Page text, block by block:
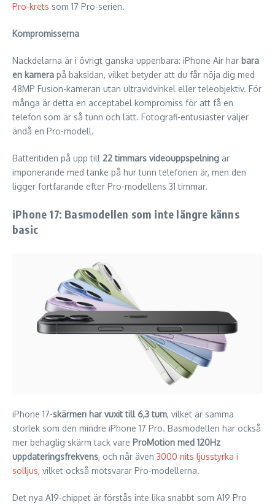
Pro-krets som 17 Pro-serien.
Kompromisserna
Nackdelarna är i övrigt ganska uppenbara: iPhone Air har bara
en kamera på baksidan, vilket betyder att du får nöja dig med
48MP Fusion-kameran utan ultravidvinkel eller teleobjektiv. För
många är detta en acceptabel kompromiss för att få en
telefon som är så tunn och lätt. Fotografi-entusiaster väljer
ändå en Pro-modell.
Batteritiden på upp till 22 timmars videouppspelning är
imponerande med tanke på hur tunn telefonen är, men den
ligger fortfarande efter Pro-modellens 31 timmar.
iPhone 17: Basmodellen som inte längre känns
basic
iPhone 17-skärmen har vuxit till 6,3 tum, vilket är samma
storlek som den mindre iPhone 17 Pro. Basmodellen har också
mer behaglig skärm tack vare ProMotion med 120Hz
uppdateringsfrekvens, och når även 3000 nits ljusstyrka i
solljus, vilket också motsvarar Pro-modellerna.
Det nya A19-chippet är förstås inte lika snabbt som A19 Pro